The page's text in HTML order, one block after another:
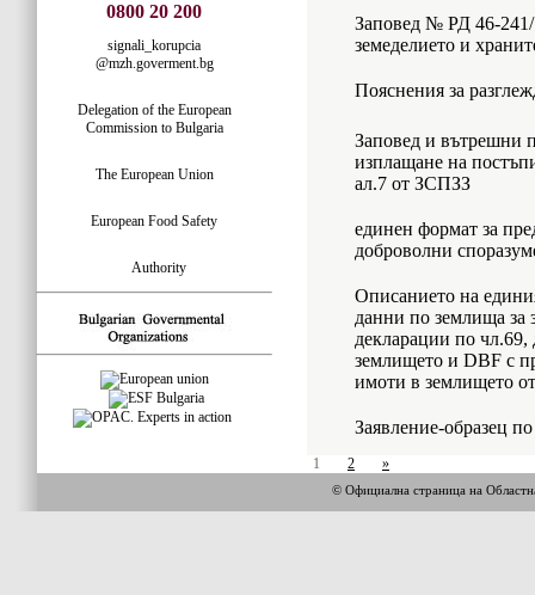
0800 20 200
signali_korupcia
@mzh.goverment.bg
Delegation of the European
Commission to Bulgaria
The European Union
European Food Safety
Authority
Заповед № РД 46-
земеделието и
Пояснения за
Заповед и вътрешни
изплащане на
ал.7 от ЗСПЗЗ
единен формат за
доброволни
Описанието на
данни по землища за
декларации по чл.69,
землището и DBF с
имоти в землището
Заявление-образец
1 2 »
© Официална страница на